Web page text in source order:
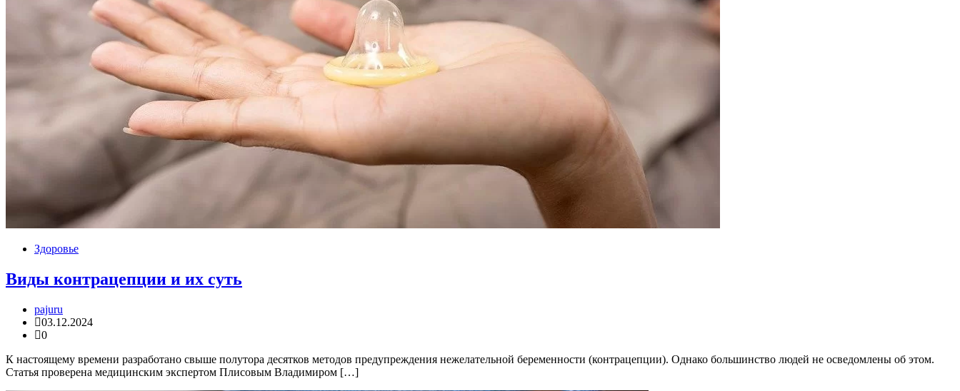
Здоровье
Виды контрацепции и их суть
pajuru
03.12.2024
0
К настоящему времени разработано свыше полутора десятков методов предупреждения нежелательной беременности (контрацепции). Однако большинство людей не осведомлены об этом.
Статья проверена медицинским экспертом Плисовым Владимиром […]